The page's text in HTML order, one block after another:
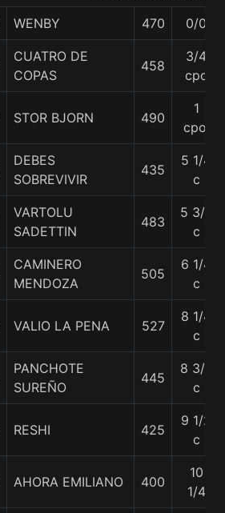
WENBY 470 0/0
CUATRO DE
COPAS
458
3/4
cpo
STOR BJORN 490
1
cpo.
DEBES
SOBREVIVIR
435
5 1/4
c
VARTOLU
SADETTIN
483
5 3/4
c
CAMINERO
MENDOZA
505
6 1/4
c
VALIO LA PENA 527
8 1/4
c
PANCHOTE
SUREÑO
445
8 3/4
c
RESHI 425
9 1/2
c
AHORA EMILIANO 400
10
1/4